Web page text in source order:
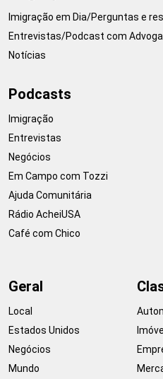
Imigração em Dia/Perguntas e
Entrevistas/Podcast com
Notícias
Podcasts
Imigração
Entrevistas
Negócios
Em Campo com Tozzi
Ajuda Comunitária
Rádio AcheiUSA
Café com Chico
Geral
Local
Estados Unidos
Negócios
Mundo